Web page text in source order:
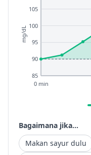
85
90
95
100
105
0 min
mg/dL
Bagaimana jika...
Makan sayur dulu